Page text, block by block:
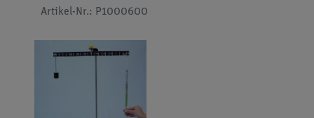
Artikel-Nr.: P1000600